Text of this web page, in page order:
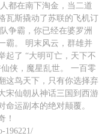
都在南下淘金，当二道
瓦斯撬动了苏联的飞机订
争霸，你已经在婆罗洲
霸。 明末风云，群雄并
起了 “大明可亡，天下不
侠，魔星乱世。 一百零
这鸟天下，只有你选择弃
宋仙朝从神话三国到西游
运副本的绝对颠覆。
！
196221/